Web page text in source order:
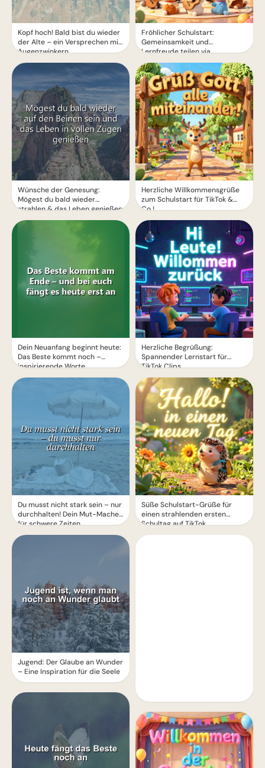
Kopf hoch! Bald bist du wieder
der Alte – ein Versprechen mit
Augenzwinkern
Wünsche der Genesung:
Mögest du bald wieder
strahlen & das Leben genießen
Dein Neuanfang beginnt heute:
Das Beste kommt noch –
inspirierende Worte
Du musst nicht stark sein – nur
durchhalten! Dein Mut-Macher
für schwere Zeiten
Jugend: Der Glaube an Wunder
– Eine Inspiration für die Seele
Fröhlicher Schulstart:
Gemeinsamkeit und
Lernfreude teilen via
WhatsApp!
Herzliche Willkommensgrüße
zum Schulstart für TikTok &
Co.!
Herzliche Begrüßung:
Spannender Lernstart für
TikTok Clips
Süße Schulstart-Grüße für
einen strahlenden ersten
Schultag auf TikTok